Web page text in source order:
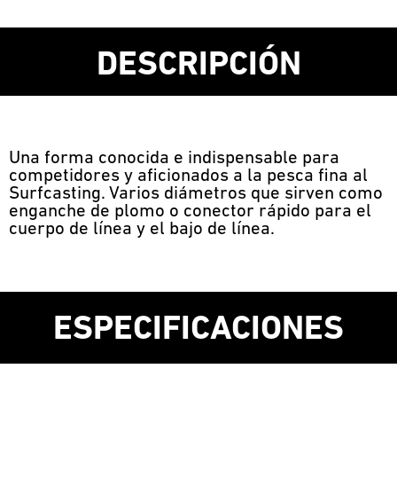
DESCRIPCIÓN
Una forma conocida e indispensable para
competidores y aficionados a la pesca fina al
Surfcasting. Varios diámetros que sirven como
enganche de plomo o conector rápido para el
cuerpo de línea y el bajo de línea.
ESPECIFICACIONES